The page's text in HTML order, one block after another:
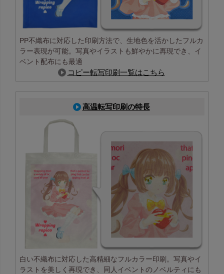
ロゴ位置をテンプレート上で指定したいのですが？
ソフトバッグFP専用のテンプレートをダウンロードの
上、テンプレート上でロゴ位置をご指定ください。
ご注文時に袋の地の色をお選びいただければ、印刷用デー
タには地色の指定は不要です。
1色印刷ですか？フルカラー印刷ですか？
こちらの商品は
真・イラスト・グラデーションなど、色数の多いデザイン
納期はどのくらいかかりますか？
ご注文とデータ入稿が完了してから、印刷あり・なしに
かかわらず10営業日以内に出荷 いたします。
※繁忙期や大量注文の場合は、納期が前後することがあり
ます。
どの色を選べば印刷が映えますか？
明るい地色には濃い色のロゴ、濃い地色には白や明るめ
PP不織布に対応した印刷方法で、生地色を活かしたフルカ
ラー表現が可能。写真やイラストも鮮やかに再現でき、イ
ベント配布にも最適
コピー転写印刷一覧はこちら
高温転写印刷の特長
白い不織布に対応した高精細なフルカラー印刷。写真やイ
ラストを美しく再現でき、同人イベントのノベルティにも